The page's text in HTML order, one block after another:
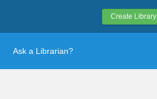
Create Library
Ask a Librarian?